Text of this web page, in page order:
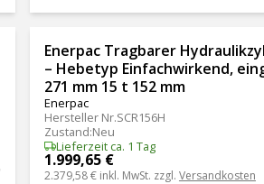
Enerpac Tragbarer
– Hebetyp Einfachwirkend,
271 mm 15 t 152 mm
Enerpac
Hersteller Nr.SCR156H
Zustand:Neu
Lieferzeit ca. 1 Tag
1.999,65 €
2.379,58 € inkl. MwSt. zzgl. Versandkosten